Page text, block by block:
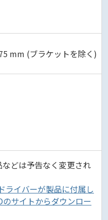
mm (ブラケットを除く)
どは予告なく変更され
ライバーが製品に付属し
サイトからダウンロー